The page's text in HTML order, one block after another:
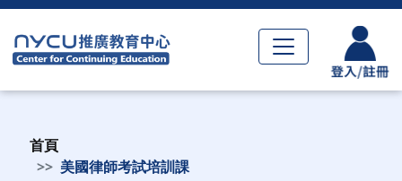
首頁
美國律師考試培訓課